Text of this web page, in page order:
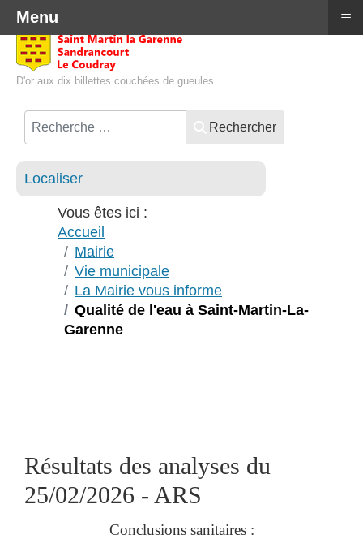
D'or aux dix billettes couchées de gueules.
Rechercher
Localiser
Vous êtes ici :
Accueil
Mairie
Vie municipale
La Mairie vous informe
Qualité de l'eau à Saint-Martin-La-
Garenne
Résultats des analyses du
25/02/2026 - ARS
Conclusions sanitaires :
Menu ≡